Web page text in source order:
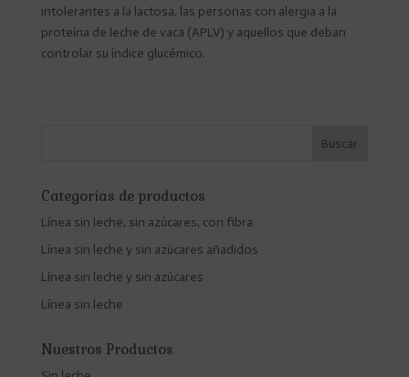
intolerantes a la lactosa, las personas con alergia a la
proteína de leche de vaca (APLV) y aquellos que deban
controlar su índice glucémico.
Categorías de productos
Línea sin leche, sin azúcares, con fibra
Línea sin leche y sin azúcares añadidos
Línea sin leche y sin azúcares
Línea sin leche
Nuestros Productos